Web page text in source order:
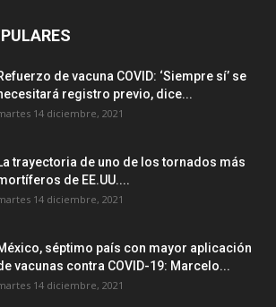
de vacuna COVID: ‘Siempre sí’ se
registro previo, dice...
14 diciembre, 2021
trayectoria de uno de los tornados más
de EE.UU....
14 diciembre, 2021
séptimo país con mayor aplicación
vacunas contra COVID-19: Marcelo...
14 diciembre, 2021